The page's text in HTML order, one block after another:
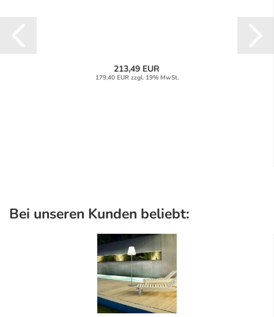
213,49 EUR
179,40 EUR zzgl. 19% MwSt.
Bei unseren Kunden beliebt: